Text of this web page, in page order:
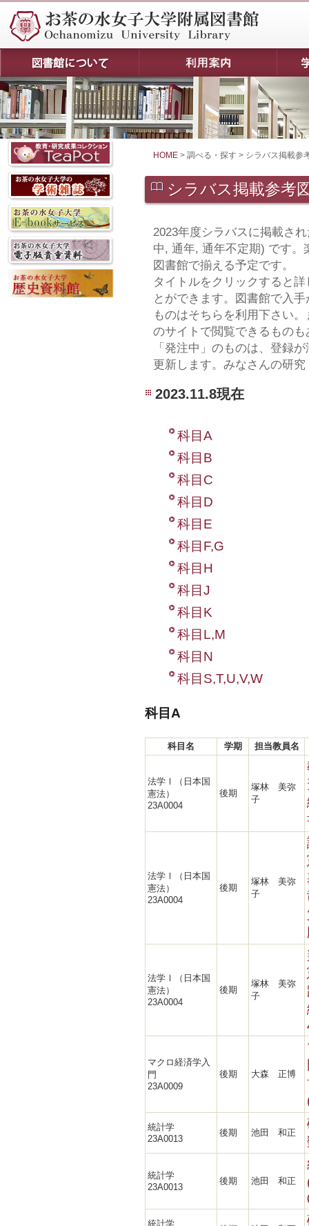
HOME > 調べる・探す > シラバス掲載参
シラバス掲載参考
2023年度シラバスに掲載さ
中, 通年, 通年不定期) です。
図書館で揃える予定です。
タイトルをクリックすると
とができます。図書館で入
ものはそちらを利用下さい
のサイトで閲覧できるもの
「発注中」のものは、登録
更新します。みなさんの研
2023.11.8現在
科目A
科目B
科目C
科目D
科目E
科目F,G
科目H
科目J
科目K
科目L,M
科目N
科目S,T,U,V,W
科目A
科目名 学期 担当教員名
法学Ⅰ（日本国
憲法）
23A0004
後期
塚林 美弥
子
法学Ⅰ（日本国
憲法）
23A0004
後期
塚林 美弥
子
法学Ⅰ（日本国
憲法）
23A0004
後期
塚林 美弥
子
マクロ経済学入
門
23A0009
後期 大森 正博
統計学
23A0013
後期 池田 和正
統計学
23A0013
後期 池田 和正
統計学